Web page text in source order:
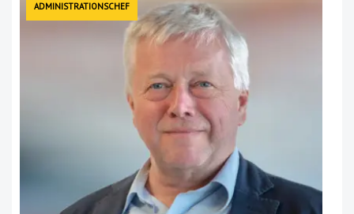
ADMINISTRATIONSCHEF